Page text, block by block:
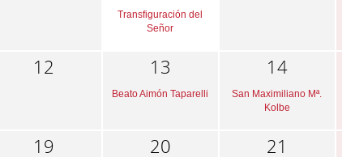
Transfiguración del
Señor
12 13
Beato Aimón Taparelli
14
San Maximiliano Mª.
Kolbe
19 20 21